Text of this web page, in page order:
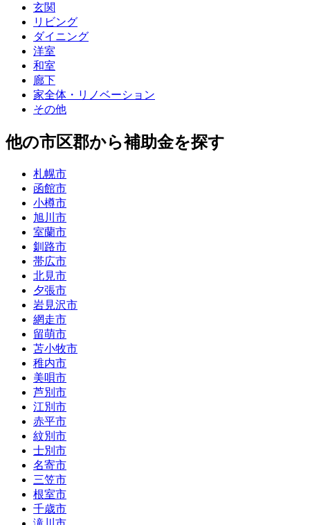
玄関
リビング
ダイニング
洋室
和室
廊下
家全体・リノベーション
その他
他の市区郡から補助金を探す
札幌市
函館市
小樽市
旭川市
室蘭市
釧路市
帯広市
北見市
夕張市
岩見沢市
網走市
留萌市
苫小牧市
稚内市
美唄市
芦別市
江別市
赤平市
紋別市
士別市
名寄市
三笠市
根室市
千歳市